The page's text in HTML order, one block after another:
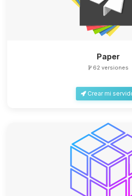
Paper
62 versiones
Crear mi
asistente de BoxToPlay.
que necesitas y
pequenos circuitos